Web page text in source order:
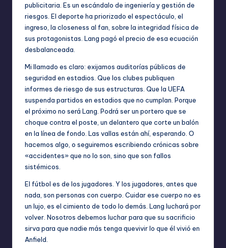
publicitaria. Es un escándalo de ingeniería y gestión de
riesgos. El deporte ha priorizado el espectáculo, el
ingreso, la closeness al fan, sobre la integridad física de
sus protagonistas. Lang pagó el precio de esa ecuación
desbalanceada.
Mi llamado es claro: exijamos auditorías públicas de
seguridad en estadios. Que los clubes publiquen
informes de riesgo de sus estructuras. Que la UEFA
suspenda partidos en estadios que no cumplan. Porque
el próximo no será Lang. Podrá ser un portero que se
choque contra el poste, un delantero que corte un balón
en la línea de fondo. Las vallas están ahí, esperando. O
hacemos algo, o seguiremos escribiendo crónicas sobre
«accidentes» que no lo son, sino que son fallos
sistémicos.
El fútbol es de los jugadores. Y los jugadores, antes que
nada, son personas con cuerpo. Cuidar ese cuerpo no es
un lujo, es el cimiento de todo lo demás. Lang luchará por
volver. Nosotros debemos luchar para que su sacrificio
sirva para que nadie más tenga quevivir lo que él vivió en
Anfield.